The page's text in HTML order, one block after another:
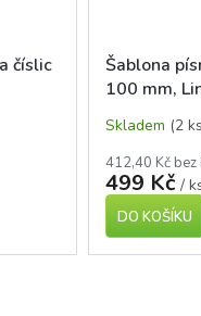
číslic
Šablona
100 mm,
Skladem (2
412,40 Kč bez
499 Kč /
DO KOŠÍKU